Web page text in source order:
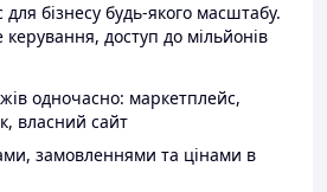
бізнесу будь-якого масштабу.
доступ до мільйонів
одночасно: маркетплейс,
власний сайт
замовленнями та цінами в